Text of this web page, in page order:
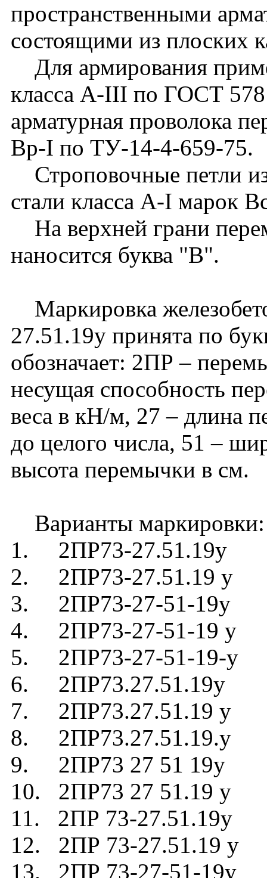
пространственными
состоящими из плоских
Для армирования
класса А-III по ГОСТ
арматурная проволока
Вр-I по ТУ-14-4-659-75.
Строповочные петли
стали класса А-I марок
На верхней грани
наносится буква "В".
Маркировка
27.51.19у принята по
обозначает: 2ПР –
несущая способность
веса в кН/м, 27 – длина
до целого числа, 51 –
высота перемычки в см.
Варианты маркировки:
1. 2ПР73-27.51.19у
2. 2ПР73-27.51.19 у
3. 2ПР73-27-51-19у
4. 2ПР73-27-51-19 у
5. 2ПР73-27-51-19-у
6. 2ПР73.27.51.19у
7. 2ПР73.27.51.19 у
8. 2ПР73.27.51.19.у
9. 2ПР73 27 51 19у
10. 2ПР73 27 51.19 у
11. 2ПР 73-27.51.19у
12. 2ПР 73-27.51.19 у
13. 2ПР 73-27-51-19у